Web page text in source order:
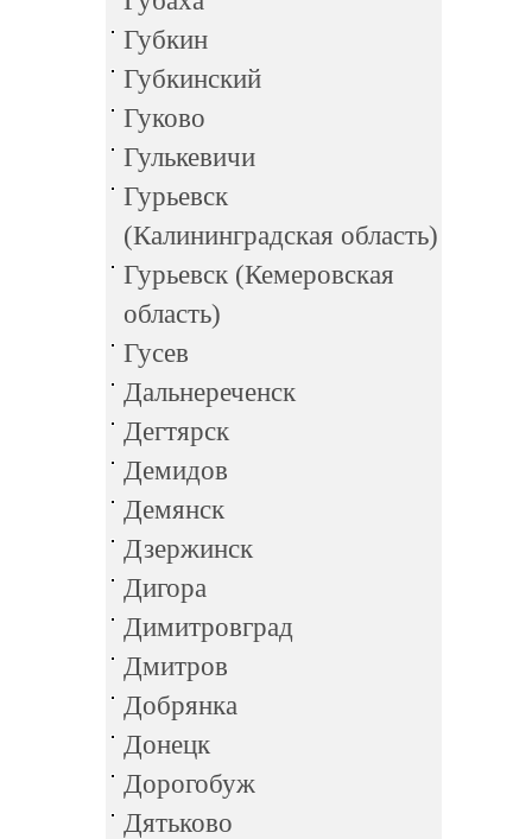
Губкин
Губкинский
Гуково
Гулькевичи
Гурьевск
(Калининградская область)
Гурьевск (Кемеровская
область)
Гусев
Дальнереченск
Дегтярск
Демидов
Демянск
Дзержинск
Дигора
Димитровград
Дмитров
Добрянка
Донецк
Дорогобуж
Дятьково